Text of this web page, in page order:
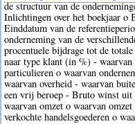
de structuur van de
Inlichtingen over het boekjaar o
Einddatum van de
onderneming van de
procentuele bijdrage tot de
naar type klant (in %) -
particulieren o waarvan
waarvan overheid - waarvan
een vrij beroep - Bruto winst
waarvan omzet o waarvan
verkochte handelsgoederen o